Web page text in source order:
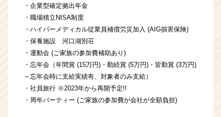
・企業型確定拠出年金
・職場積立NISA制度
・ハイパーメディカル従業員補償労災加入 (AIG損害保険)
・保養施設 河口湖別荘
・運動会 (ご家族の参加費補助あり)
・忘年会（年間賞 (15万円)・勤続賞 (5万円)・皆勤賞 (3万円)
～忘年会時に支給実績有、対象者のみ支給）
・社員旅行 ※2023年から再開予定!!
・周年パーティー (ご家族の参加費が会社が全額負担)